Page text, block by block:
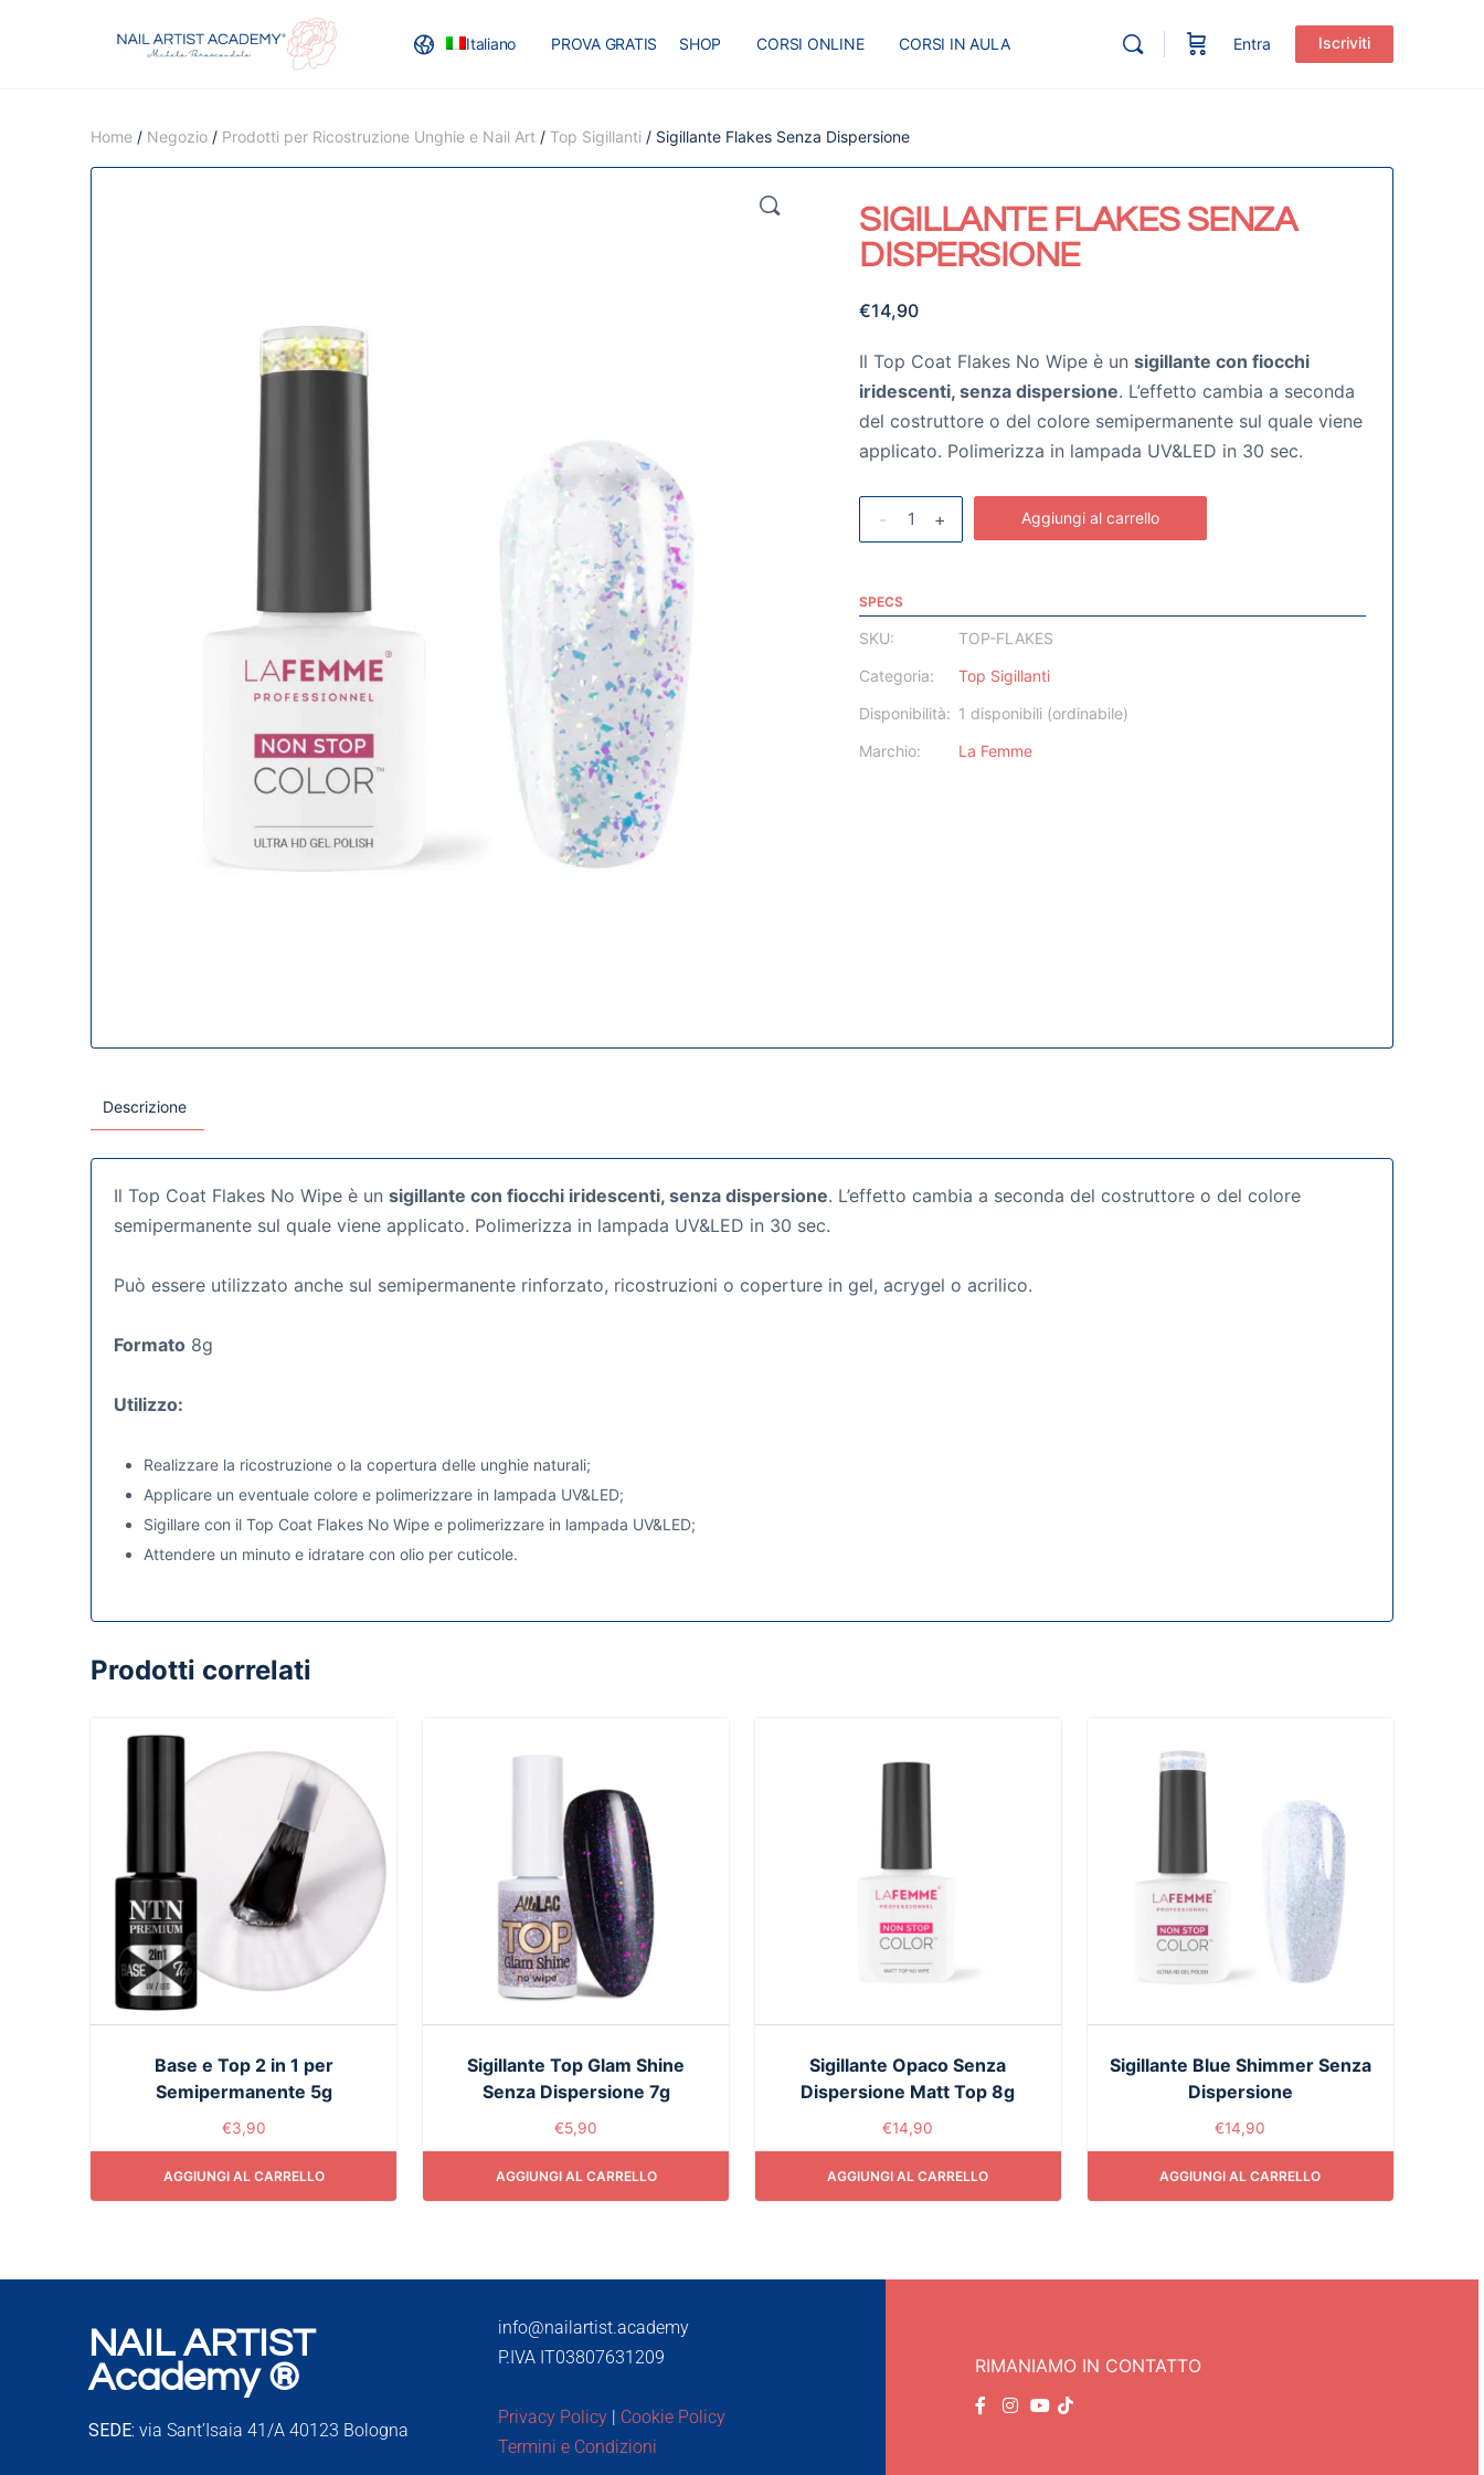
Italiano PROVA GRATIS SHOP CORSI ONLINE CORSI IN AULA
RECENSIONI MASTER BLOG
Entra Iscriviti
Home / Negozio / Prodotti per Ricostruzione Unghie e Nail Art / Top Sigillanti / Sigillante Flakes Senza Dispersione
🔍
SIGILLANTE FLAKES SENZA
DISPERSIONE
€14,90
Il Top Coat Flakes No Wipe è unsigillante con fiocchi
iridescenti, senza dispersione. L’effetto cambia a seconda
del costruttore o del colore semipermanente sul quale viene
applicato. Polimerizza in lampada UV&LED in 30 sec.
- + Aggiungi al carrello
SPECS
SKU:
TOP-FLAKES
Categoria:
Top Sigillanti
Disponibilità: 1 disponibili (ordinabile)
Marchio:
La Femme
Descrizione
Il Top Coat Flakes No Wipe è un sigillante con fiocchi iridescenti, senza dispersione. L’effetto cambia a seconda del costruttore o del colore
semipermanente sul quale viene applicato. Polimerizza in lampada UV&LED in 30 sec.
Può essere utilizzato anche sul semipermanente rinforzato, ricostruzioni o coperture in gel, acrygel o acrilico.
Formato 8g
Utilizzo:
Realizzare la ricostruzione o la copertura delle unghie naturali;
Applicare un eventuale colore e polimerizzare in lampada UV&LED;
Sigillare con il Top Coat Flakes No Wipe e polimerizzare in lampada UV&LED;
Attendere un minuto e idratare con olio per cuticole.
Prodotti correlati
Base e Top 2 in 1 per
Semipermanente 5g
€3,90
AGGIUNGI AL CARRELLO
Sigillante Top Glam Shine
Senza Dispersione 7g
€5,90
AGGIUNGI AL CARRELLO
Sigillante Opaco Senza
Dispersione Matt Top 8g
€14,90
AGGIUNGI AL CARRELLO
Sigillante Blue Shimmer Senza
Dispersione
€14,90
AGGIUNGI AL CARRELLO
NAIL ARTIST
Academy ®
SEDE: via Sant’Isaia 41/A 40123 Bologna
info@nailartist.academy
P.IVA IT03807631209
Privacy Policy | Cookie Policy
Termini e Condizioni
RIMANIAMO IN CONTATTO